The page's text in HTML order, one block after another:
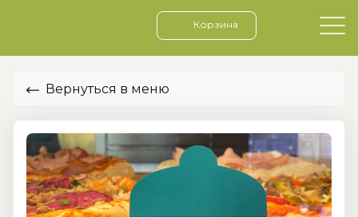
Корзина
Вернуться в меню